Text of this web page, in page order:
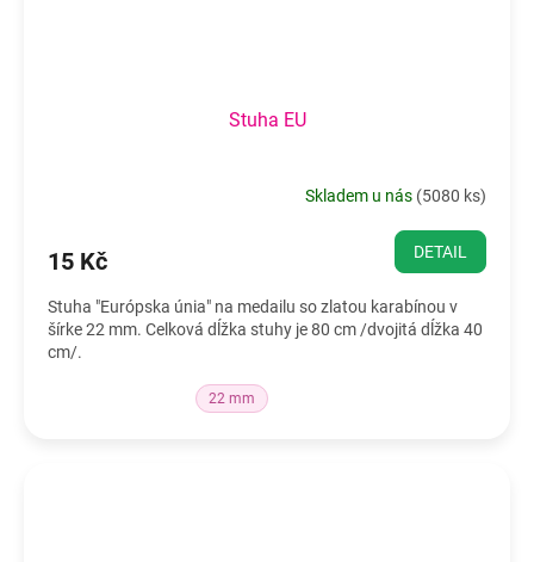
Stuha EU
Skladem u nás (5080 ks)
15 Kč DETAIL
Stuha "Európska únia" na medailu so zlatou karabínou v
šírke 22 mm. Celková dĺžka stuhy je 80 cm /dvojitá dĺžka 40
cm/.
22 mm